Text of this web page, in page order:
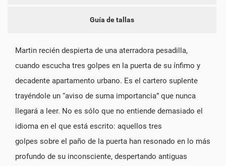
Guía de tallas
Martin recién despierta de una aterradora pesadilla,
cuando escucha tres golpes en la puerta de su ínfimo y
decadente apartamento urbano. Es el cartero suplente
trayéndole un “aviso de suma importancia” que nunca
llegará a leer. No es sólo que no entiende demasiado el
idioma en el que está escrito: aquellos tres
golpes sobre el paño de la puerta han resonado en lo más
profundo de su inconsciente, despertando antiguas